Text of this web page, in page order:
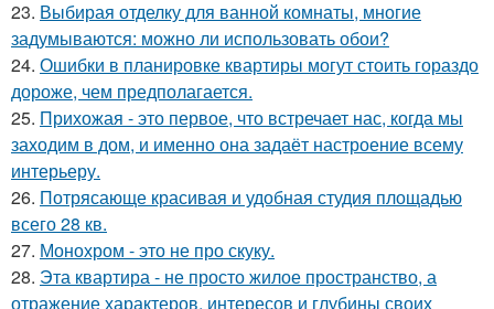
23. Выбирая отделку для ванной комнаты, многие
задумываются: можно ли использовать обои?
24. Ошибки в планировке квартиры могут стоить гораздо
дороже, чем предполагается.
25. Прихожая - это первое, что встречает нас, когда мы
заходим в дом, и именно она задаёт настроение всему
интерьеру.
26. Потрясающе красивая и удобная студия площадью
всего 28 кв.
27. Монохром - это не про скуку.
28. Эта квартира - не просто жилое пространство, а
отражение характеров, интересов и глубины своих